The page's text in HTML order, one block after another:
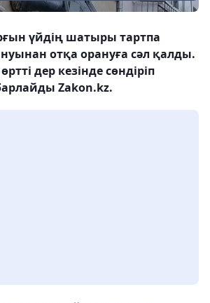
үйдің шатыры тартпа
отқа орануға сәл қалды.
дер кезінде сөндіріп
Zakon.kz.